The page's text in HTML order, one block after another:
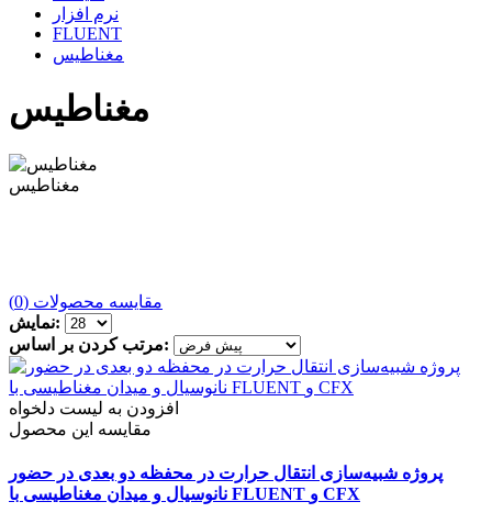
نرم افزار
FLUENT
مغناطیس
مغناطیس
مغناطیس
مقایسه محصولات (0)
نمایش:
مرتب کردن بر اساس:
افزودن به لیست دلخواه
مقایسه این محصول
پروژه شبیه‌سازی انتقال حرارت در محفظه دو بعدی در حضور
نانوسیال و میدان مغناطیسی با FLUENT و CFX